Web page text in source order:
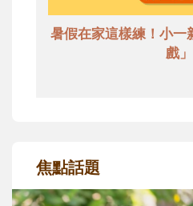
暑假在家這樣練！小一
戲」
焦點話題